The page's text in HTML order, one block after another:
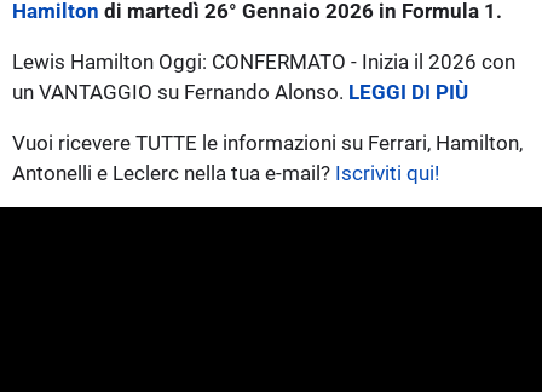
Hamilton di martedì 26° Gennaio 2026 in Formula 1.
Lewis Hamilton Oggi: CONFERMATO - Inizia il 2026 con
un VANTAGGIO su Fernando Alonso. LEGGI DI PIÙ
Vuoi ricevere TUTTE le informazioni su Ferrari, Hamilton,
Antonelli e Leclerc nella tua e-mail? Iscriviti qui!